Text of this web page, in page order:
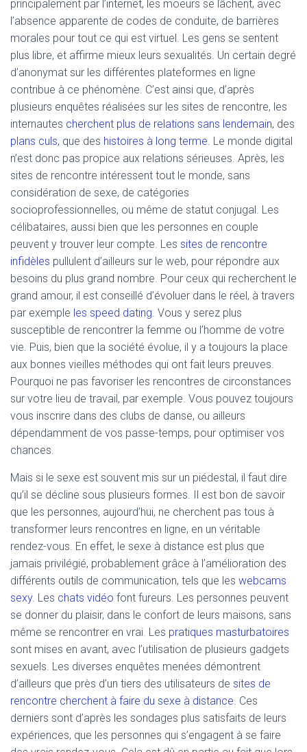
principalement par l’internet, les moeurs se lâchent, avec
l’absence apparente de codes de conduite, de barrières
morales pour tout ce qui est virtuel. Les gens se sentent
plus libre, et affirme mieux leurs sexualités. Un certain degré
d’anonymat sur les différentes plateformes en ligne
contribue à ce phénomène. C’est ainsi que, d’après
plusieurs enquêtes réalisées sur les sites de rencontre, les
internautes cherchent plus de relations sans lendemain, des
plans culs, que des histoires à long terme . Le monde digital
n’est donc pas propice aux relations sérieuses. Après, les
sites de rencontre intéressent tout le monde, sans
considération de sexe, de catégories
socioprofessionnelles, ou même de statut conjugal. Les
célibataires, aussi bien que les personnes en couple
peuvent y trouver leur compte. Les sites de rencontre
infidèles pullulent d’ailleurs sur le web, pour répondre aux
besoins du plus grand nombre. Pour ceux qui recherchent le
grand amour, il est conseillé d’évoluer dans le réel, à travers
par exemple les speed dating . Vous y serez plus
susceptible de rencontrer la femme ou l’homme de votre
vie. Puis, bien que la société évolue, il y a toujours la place
aux bonnes vieilles méthodes qui ont fait leurs preuves.
Pourquoi ne pas favoriser les rencontres de circonstances
sur votre lieu de travail, par exemple. Vous pouvez toujours
vous inscrire dans des clubs de danse, ou ailleurs
dépendamment de vos passe-temps, pour optimiser vos
chances.
Mais si le sexe est souvent mis sur un piédestal, il faut dire
qu’il se décline sous plusieurs formes. Il est bon de savoir
que les personnes, aujourd’hui, ne cherchent pas tous à
transformer leurs rencontres en ligne, en un véritable
rendez-vous. En effet, le sexe à distance est plus que
jamais privilégié, probablement grâce à l’amélioration des
différents outils de communication, tels que les webcams
sexy. Les chats vidéo font fureurs. Les personnes peuvent
se donner du plaisir, dans le confort de leurs maisons, sans
même se rencontrer en vrai. Les pratiques masturbatoires
sont mises en avant, avec l’utilisation de plusieurs gadgets
sexuels. Les diverses enquêtes menées démontrent
d’ailleurs que près d’un tiers des utilisateurs de sites de
rencontre cherchent à faire du sexe à distance . Ces
derniers sont d’après les sondages plus satisfaits de leurs
expériences, que les personnes qui s’engagent à se faire